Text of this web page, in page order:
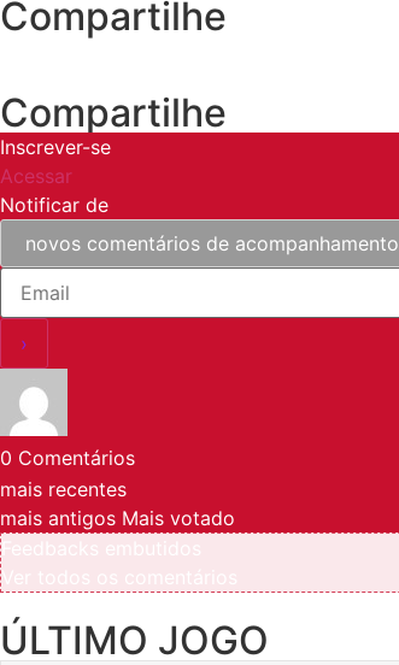
Compartilhe
Compartilhe
Inscrever-se
Acessar
Notificar de
0 Comentários
mais recentes
mais antigos Mais votado
ÚLTIMO JOGO